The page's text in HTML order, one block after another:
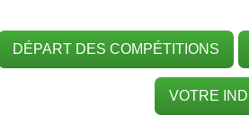
DÉPART DES COMPÉTITIONS
VOTRE